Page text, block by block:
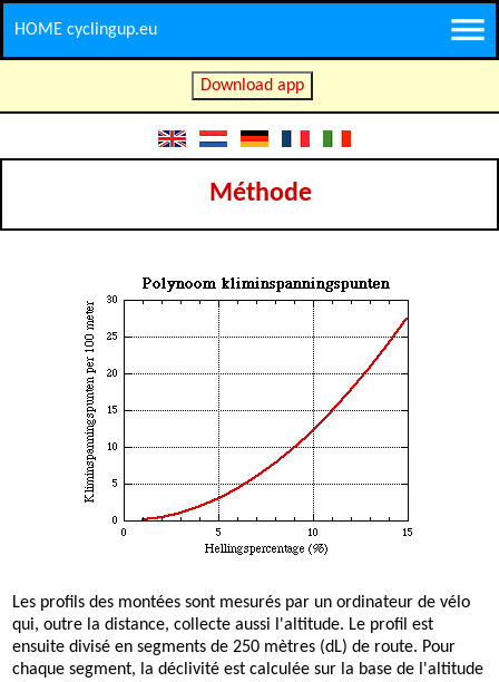
HOME cyclingup.eu
Download app
Méthode
Les profils des montées sont mesurés par un ordinateur de vélo
qui, outre la distance, collecte aussi l'altitude. Le profil est
ensuite divisé en segments de 250 mètres (dL) de route. Pour
chaque segment, la déclivité est calculée sur la base de l'altitude